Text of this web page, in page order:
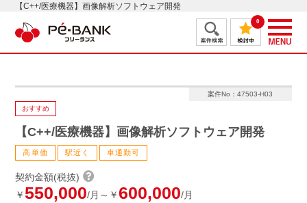
【C++/医療機器】画像解析ソフトウェア開発
0
案件No：47503-H03
おすすめ
【C++/医療機器】画像解析ソフトウェア開発
高単価 駅近く 車通勤可
契約金額(税抜)
￥550,000/月～￥ 600,000/月